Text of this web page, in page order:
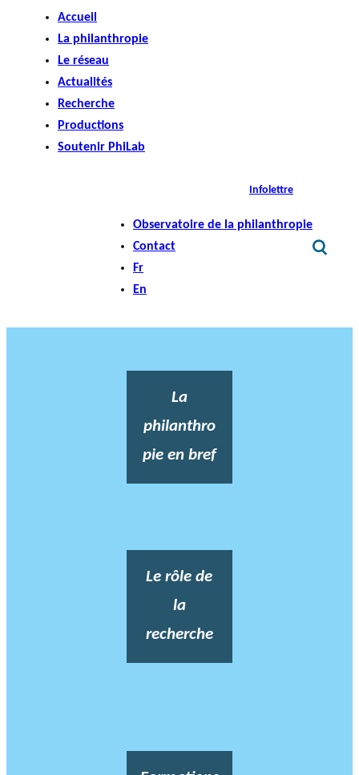
Accueil
La philanthropie
Le réseau
Actualités
Recherche
Productions
Soutenir PhiLab
Infolettre
Observatoire de la philanthropie
Contact
Fr
En
La
philanthro
pie en bref
Le rôle de
la
recherche